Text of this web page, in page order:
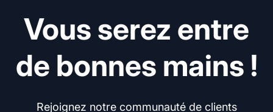
Vous serez entre
de bonnes mains !
Rejoignez notre communauté de clients